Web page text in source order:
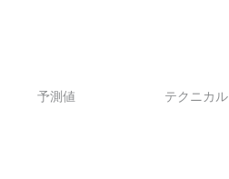
予測値 テクニカル